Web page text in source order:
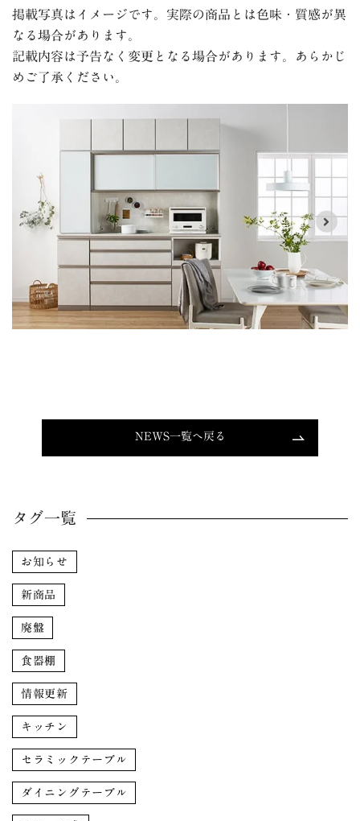
掲載写真はイメージです。実際の商品とは色味・質感が異
なる場合があります。
記載内容は予告なく変更となる場合があります。あらかじ
めご了承ください。
NEWS一覧へ戻る
タグ一覧
お知らせ
新商品
廃盤
食器棚
情報更新
キッチン
セラミックテーブル
ダイニングテーブル